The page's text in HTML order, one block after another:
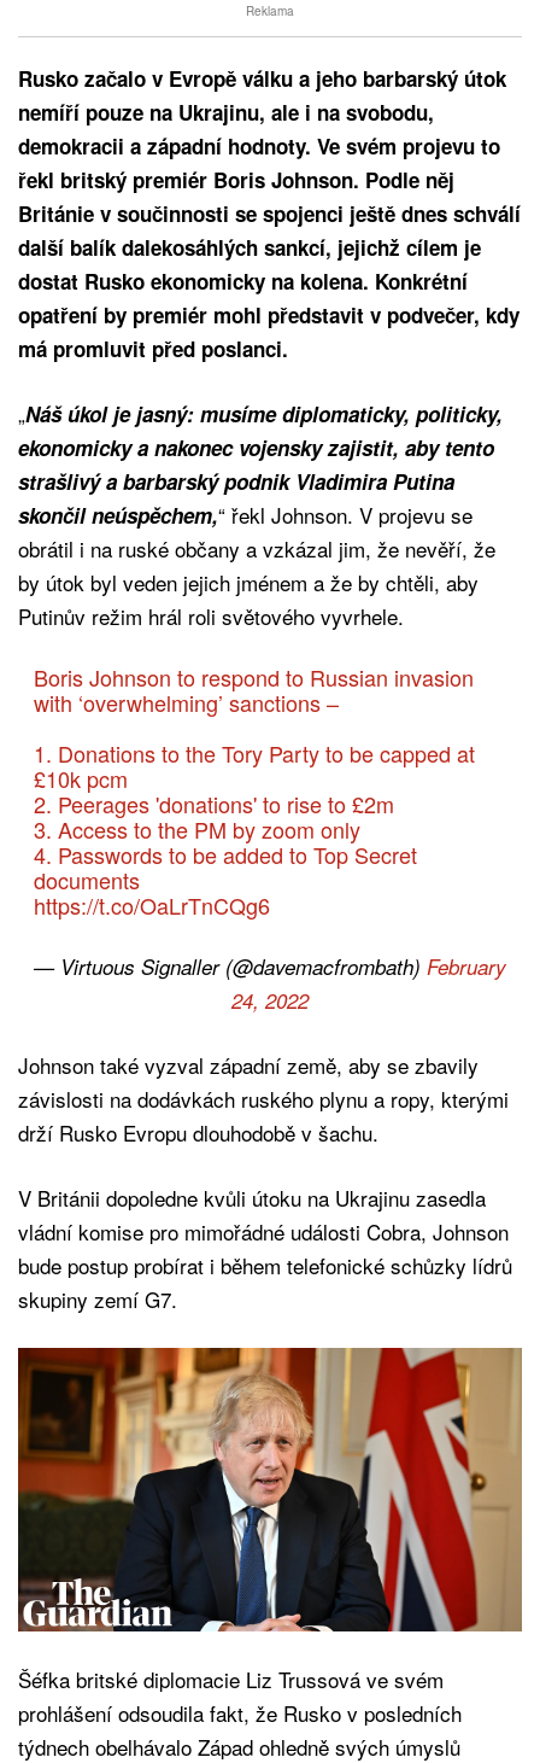
Reklama
Rusko začalo v Evropě válku a jeho barbarský útok
nemíří pouze na Ukrajinu, ale i na svobodu,
demokracii a západní hodnoty. Ve svém projevu to
řekl britský premiér Boris Johnson. Podle něj
Británie v součinnosti se spojenci ještě dnes schválí
další balík dalekosáhlých sankcí, jejichž cílem je
dostat Rusko ekonomicky na kolena. Konkrétní
opatření by premiér mohl představit v podvečer, kdy
má promluvit před poslanci.
„Náš úkol je jasný: musíme diplomaticky, politicky,
ekonomicky a nakonec vojensky zajistit, aby tento
strašlivý a barbarský podnik Vladimira Putina
skončil neúspěchem,“ řekl Johnson. V projevu se
obrátil i na ruské občany a vzkázal jim, že nevěří, že
by útok byl veden jejich jménem a že by chtěli, aby
Putinův režim hrál roli světového vyvrhele.
Boris Johnson to respond to Russian invasion
with ‘overwhelming’ sanctions –
1. Donations to the Tory Party to be capped at
£10k pcm
2. Peerages 'donations' to rise to £2m
3. Access to the PM by zoom only
4. Passwords to be added to Top Secret
documents
https://t.co/OaLrTnCQg6
— Virtuous Signaller (@davemacfrombath) February
24, 2022
Johnson také vyzval západní země, aby se zbavily
závislosti na dodávkách ruského plynu a ropy, kterými
drží Rusko Evropu dlouhodobě v šachu.
V Británii dopoledne kvůli útoku na Ukrajinu zasedla
vládní komise pro mimořádné události Cobra, Johnson
bude postup probírat i během telefonické schůzky lídrů
skupiny zemí G7.
Šéfka britské diplomacie Liz Trussová ve svém
prohlášení odsoudila fakt, že Rusko v posledních
týdnech obelhávalo Západ ohledně svých úmyslů